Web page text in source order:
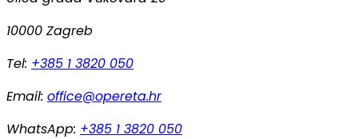
10000 Zagreb
Tel: +385 1 3820 050
Email: office@opereta.hr
WhatsApp: +385 1 3820 050